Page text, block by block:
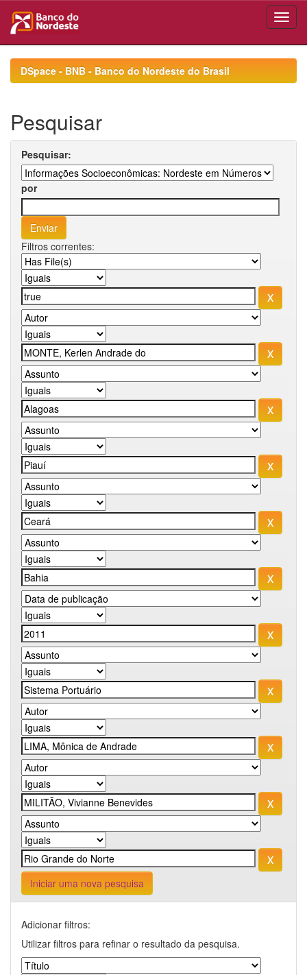
navigationDSpace - BNB - Banco do Nordeste do Brasil
Pesquisar
Pesquisar:
por
Filtros correntes:
Iniciar uma nova pesquisa
Adicionar filtros:
Utilizar filtros para refinar o resultado da pesquisa.